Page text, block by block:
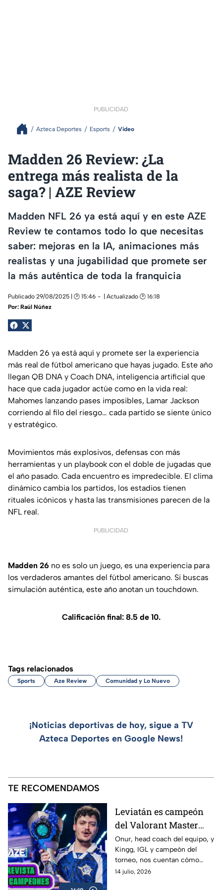
PUBLICIDAD
Azteca Deportes Esports Video
Madden 26 Review: ¿La
entrega más realista de la
saga? | AZE Review
Madden NFL 26 ya está aquí y en este AZE
Review te contamos todo lo que necesitas
saber: mejoras en la IA, animaciones más
realistas y una jugabilidad que promete ser
la más auténtica de toda la franquicia
Publicado 29/08/2025 | 🕑 15:46
| Actualizado 🕑 16:18
Por: Raúl Núñez
Madden 26 ya está aquí y promete ser la experiencia
más real de fútbol americano que hayas jugado. Este año
llegan QB DNA y Coach DNA, inteligencia artificial que
hace que cada jugador actúe como en la vida real:
Mahomes lanzando pases imposibles, Lamar Jackson
corriendo al filo del riesgo… cada partido se siente único
y estratégico.
Movimientos más explosivos, defensas con más
herramientas y un playbook con el doble de jugadas que
el año pasado. Cada encuentro es impredecible. El clima
dinámico cambia los partidos, los estadios tienen
rituales icónicos y hasta las transmisiones parecen de la
NFL real.
PUBLICIDAD
Madden 26 no es solo un juego, es una experiencia para
los verdaderos amantes del fútbol americano. Si buscas
simulación auténtica, este año anotan un touchdown.
Calificación final: 8.5 de 10.
Tags relacionados
Sports Aze Review Comunidad y Lo Nuevo
¡Noticias deportivas de hoy, sigue a TV
Azteca Deportes en Google News!
TE RECOMENDAMOS
Leviatán es campeón
del Valorant Master
Londres 2026 |
Entrevista con Onur y
Kingg
Onur, head coach del equipo, y
Kingg, IGL y campeón del
torneo, nos cuentan cómo
vivieron el camino hacia el
14 julio, 2026